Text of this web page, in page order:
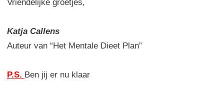
Vriendelijke groetjes,
Katja Callens
Auteur van “Het Mentale Dieet Plan”
P.S. Ben jij er nu klaar